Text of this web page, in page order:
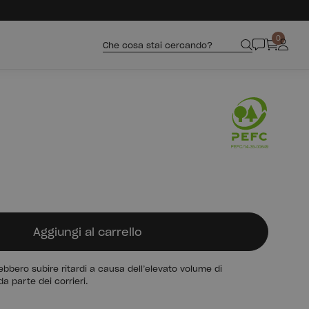
Che cosa stai cercando?
0
Aggiungi al carrello
subire ritardi a causa dell’elevato volume di
parte dei corrieri.